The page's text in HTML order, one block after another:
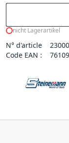
nicht Lagerartikel
N° d'article
Code EAN :